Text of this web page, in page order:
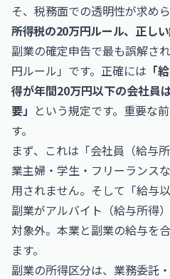
そ、税務面での透明性が求め
所得税の20万円ルール、正し
副業の確定申告で最も誤解さ
円ルール」です。正確には 「
得が年間20万円以下の会社員
要」 という規定です。重要な
す。
まず、これは「会社員（給与
業主婦・学生・フリーランス
用されません。そして「給与
副業がアルバイト（給与所得
対象外。本業と副業の給与を
ます。
副業の所得区分は、業務委託